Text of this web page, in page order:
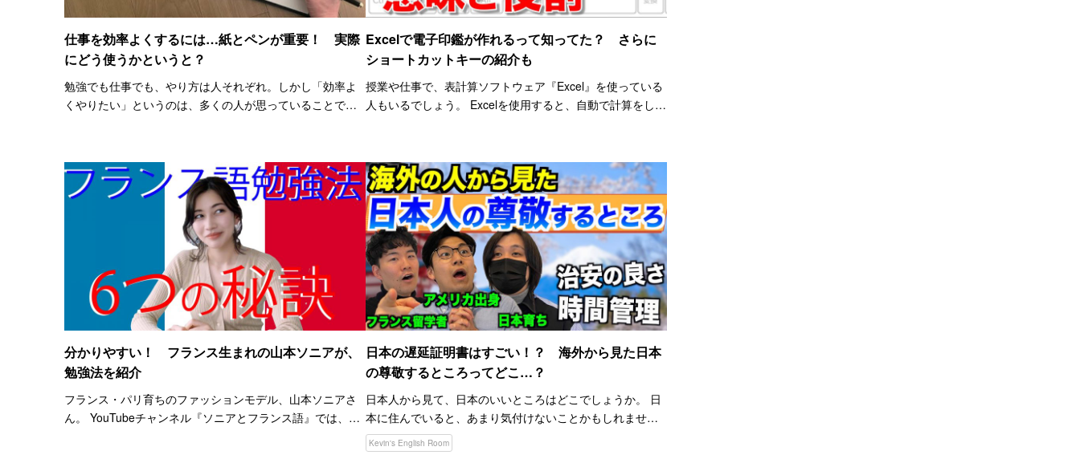
仕事を効率よくするには…紙とペンが重要！ 実際
にどう使うかというと？
勉強でも仕事でも、やり方は人それぞれ。しかし「効率よ
くやりたい」というのは、多くの人が思っていることでは
秘密…
Excelで電子印鑑が作れるって知ってた？ さらに
ショートカットキーの紹介も
授業や仕事で、表計算ソフトウェア『Excel』を使っている
人もいるでしょう。 Excelを使用すると、自動で計算をして
分かりやすい！ フランス生まれの山本ソニアが、
勉強法を紹介
フランス・パリ育ちのファッションモデル、山本ソニアさ
ん。 YouTubeチャンネル『ソニアとフランス語』では、フ
日本の遅延証明書はすごい！？ 海外から見た日本
の尊敬するところってどこ…？
日本人から見て、日本のいいところはどこでしょうか。 日
本に住んでいると、あまり気付けないことかもしれませ
ん。 アメリカのジョージア州で生まれ育ったケビンさん
と、日英仏のトリリンガルのやまさん、IQ１４０の頭脳を
Kevin's English Room